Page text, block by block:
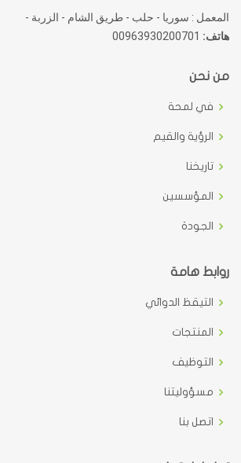
المعمل : سوريا - حلب - طريق الشام - الزربة -
هاتف:
من نحن
في لمحة
الرؤية والقيم
تاريخنا
المؤسسين
الجودة
روابط هامة
التيقظ الدوائي
المنتجات
التوظيف
مسؤوليتنا
اتصل بنا